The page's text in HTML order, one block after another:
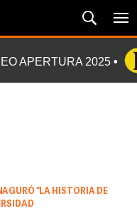
APERTURA 2025
“LA HISTORIA DE